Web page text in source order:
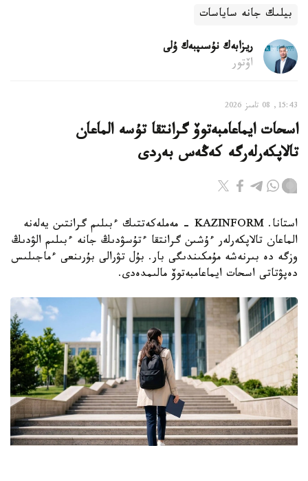
بيلىك جانە ساياسات
ريزابەك نۇسىپبەك ۇلى
اۆتور
15:43, 08 تامىز 2026
اسحات ايماعامبەتوۆ گرانتقا تۇسە الماعان
تالاپكەرلەرگە كەڭەس بەردى
استانا. KAZINFORM - مەملەكەتتىك ءبىلىم گرانتىن يەلەنە
الماعان تالاپكەرلەر ءۇشىن گرانتقا ءتۇسۋدىڭ جانە ءبىلىم الۋدىڭ
وزگە دە بىرنەشە مۇمكىندىگى بار. بۇل تۋرالى بۇرىنعى ءماجىلىس
دەپۋتاتى اسحات ايماعامبەتوۆ مالىمدەدى.